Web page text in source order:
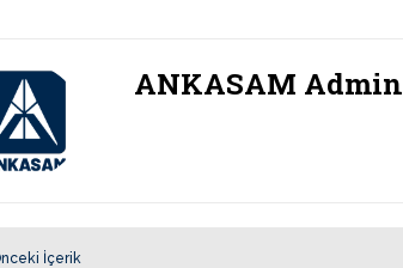
ANKASAM Admin
İçerik